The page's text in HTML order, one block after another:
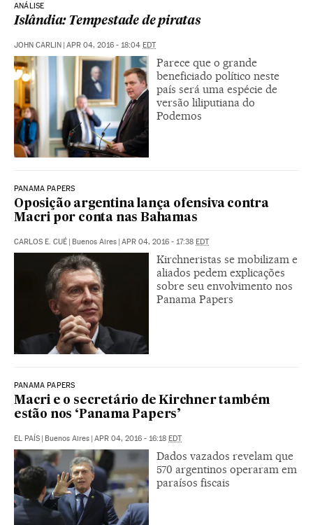
ANÁLISE
Islândia: Tempestade de piratas
JOHN CARLIN | APR 04, 2016 - 18:04 EDT
Parece que o grande
beneficiado político neste
país será uma espécie de
versão liliputiana do
Podemos
PANAMA PAPERS
Oposição argentina lança ofensiva contra
Macri por conta nas Bahamas
CARLOS E. CUÉ | Buenos Aires | APR 04, 2016 - 17:38 EDT
Kirchneristas se mobilizam e
aliados pedem explicações
sobre seu envolvimento nos
Panama Papers
PANAMA PAPERS
Macri e o secretário de Kirchner também
estão nos ‘Panama Papers’
EL PAÍS | Buenos Aires | APR 04, 2016 - 16:18 EDT
Dados vazados revelam que
570 argentinos operaram em
paraísos fiscais